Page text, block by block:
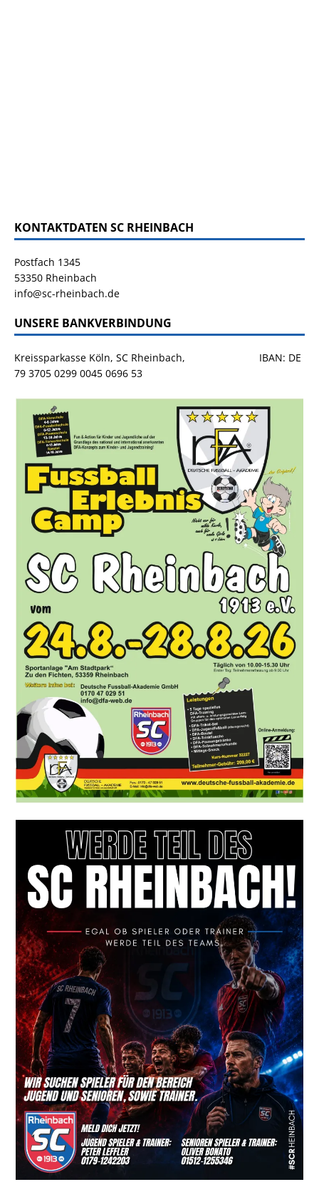
KONTAKTDATEN SC RHEINBACH
Postfach 1345
53350 Rheinbach
info@sc-rheinbach.de
UNSERE BANKVERBINDUNG
Kreissparkasse Köln, SC Rheinbach, IBAN: DE
79 3705 0299 0045 0696 53